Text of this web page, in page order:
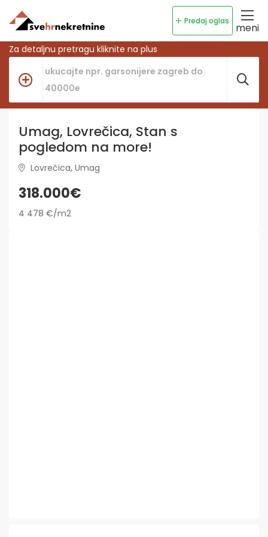
Predaj oglas
meni
Za detaljnu pretragu kliknite na plus
Umag, Lovrečica, Stan s
pogledom na more!
Lovrečica, Umag
318.000€
4 478 €/m2